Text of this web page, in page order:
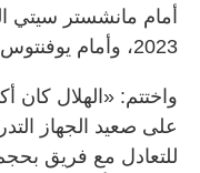
2023، وأمام يوفنتوس».
واختتم: «الهلال كان
على صعيد الجهاز
للتعادل مع فريق